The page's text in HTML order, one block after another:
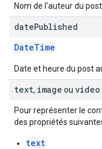
Nom de l'auteur du post.
datePublished
DateTime
Date et heure du post
text, image ou video
Pour représenter le
des propriétés
text